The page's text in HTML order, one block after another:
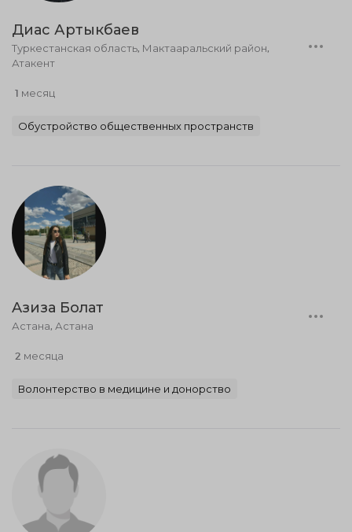
Диас Артыкбаев
Туркестанская область, Мактааральский район,
Атакент
1 месяц
Обустройство общественных пространств
Aзиза Болат
Астана, Астана
2 месяца
Волонтерство в медицине и донорство